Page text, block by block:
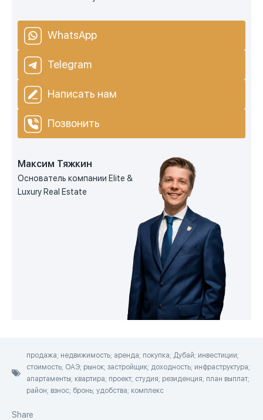
WhatsApp
Telegram
Написать нам
Позвонить
Максим Тяжкин
Основатель компании Elite &
Luxury Real Estate
продажа; недвижимость; аренда; покупка; Дубай; инвестиции;
стоимость; ОАЭ; рынок; застройщик; доходность; инфраструктура;
апартаменты; квартира; проект; студия; резиденция; план выплат;
район; взнос; бронь; удобства; комплекс
Share